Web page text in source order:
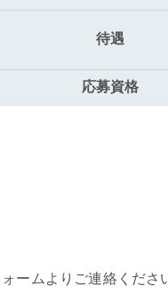
待遇
応募資格
ームよりご連絡くだ